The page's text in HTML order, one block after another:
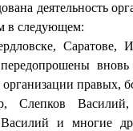
деятель­ность
в следующем:
Са­ратове,
вновь
правых,
Слепков
и многие